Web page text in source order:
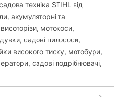
техніка STIHL від
акумуляторні та
мотокоси,
садові пилососи,
високого тиску, мотобури,
садові подрібнювачі,